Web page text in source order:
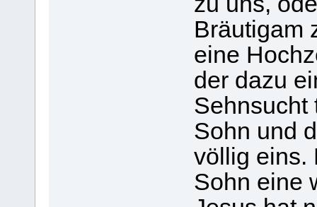
Bräutigam
eine
der dazu
Sehnsucht
Sohn und
völlig eins.
Sohn eine